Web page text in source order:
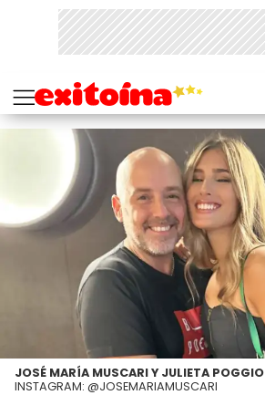
JOSÉ MARÍA MUSCARI Y JULIETA POGGIO
INSTAGRAM: @JOSEMARIAMUSCARI